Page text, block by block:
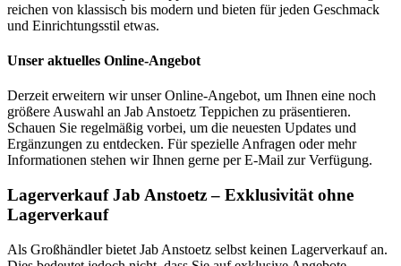
reichen von klassisch bis modern und bieten für jeden Geschmack
und Einrichtungsstil etwas.
Unser aktuelles Online-Angebot
Derzeit erweitern wir unser Online-Angebot, um Ihnen eine noch
größere Auswahl an Jab Anstoetz Teppichen zu präsentieren.
Schauen Sie regelmäßig vorbei, um die neuesten Updates und
Ergänzungen zu entdecken. Für spezielle Anfragen oder mehr
Informationen stehen wir Ihnen gerne per E-Mail zur Verfügung.
Lagerverkauf Jab Anstoetz – Exklusivität ohne
Lagerverkauf
Als Großhändler bietet Jab Anstoetz selbst keinen Lagerverkauf an.